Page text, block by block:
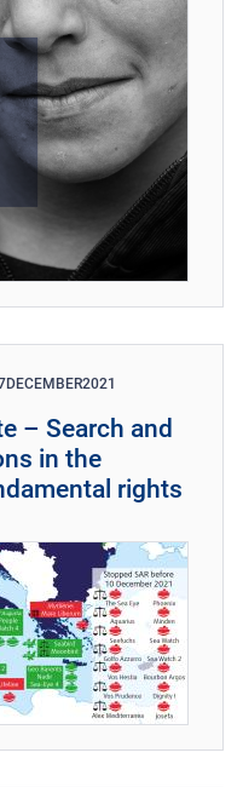
DECEMBER2021
– Search and
in the
rights